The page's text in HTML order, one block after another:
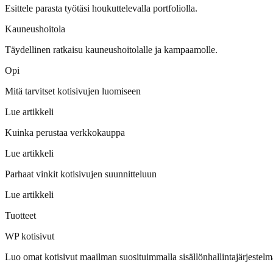
Esittele parasta työtäsi houkuttelevalla portfoliolla.
Kauneushoitola
Täydellinen ratkaisu kauneushoitolalle ja kampaamolle.
Opi
Mitä tarvitset kotisivujen luomiseen
Lue artikkeli
Kuinka perustaa verkkokauppa
Lue artikkeli
Parhaat vinkit kotisivujen suunnitteluun
Lue artikkeli
Tuotteet
WP kotisivut
Luo omat kotisivut maailman suosituimmalla